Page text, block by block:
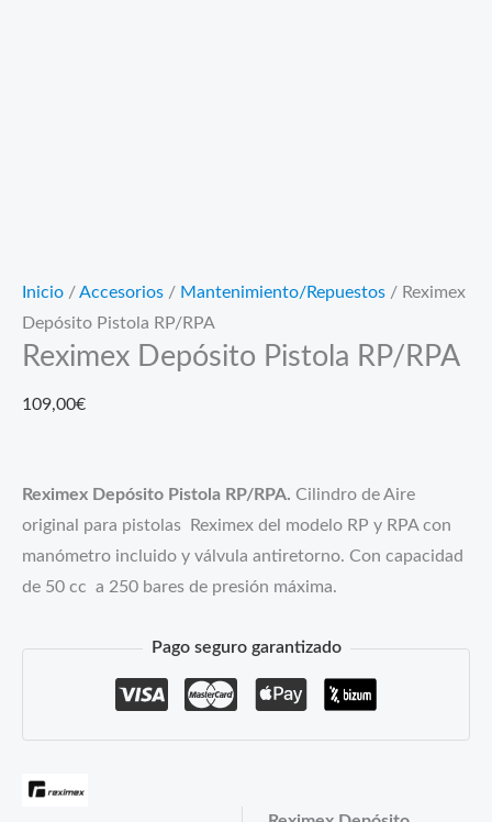
Inicio / Accesorios / Mantenimiento/Repuestos / Reximex
Depósito Pistola RP/RPA
Reximex Depósito Pistola RP/RPA
109,00€
Reximex Depósito Pistola RP/RPA. Cilindro de Aire
original para pistolas Reximex del modelo RP y RPA con
manómetro incluido y válvula antiretorno. Con capacidad
de 50 cc a 250 bares de presión máxima.
Pago seguro garantizado